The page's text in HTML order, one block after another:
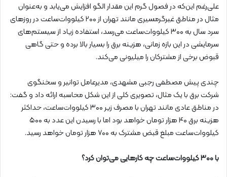
علی‌رغم این‌که در فصول گرم این مقدار الگو افزایش می‌یابد و به‌عنوان
مثال در مناطق غیرگرمسیری مانند تهران از ۲۰۰ کیلووات‌ساعت در روزهای
سرد سال به ۳۰۰ کیلووات‌ساعت می‌رسد، استفاده زیاد از سیستم‌های
سرمایشی در این بازه زمانی، هزینه برق را بسیار بالا برده و حتی گاهی
قبوض برخی از مشترکان را میلیونی می‌کند.
چندی پیش مصطفی رجبی مشهدی، مدیرعامل توانیر و سخنگوی
شرکت برق با یک مثال، تصویری کلی از این شکل محاسبه ارائه داد و گفت:
در مناطق عادی مانند تهران با مصرف زیر ۳۰۰ کیلووات‌ساعت، حداکثر
هزینه برق ۴۰ هزار تومان خواهد بود اما با رسیدن این عدد به ۵۰۰
کیلووات‌ساعت مبلغ قبض مشترک به ۷۰۰ هزار تومان خواهد رسید.
با ۳۰۰ کیلووات‌ساعت چه کارهایی می‌توان کرد؟